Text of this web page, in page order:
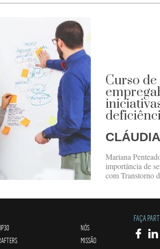
Curso
Mariana
importância de
com Transtorno
NÓS
MISSÃO
FAÇA